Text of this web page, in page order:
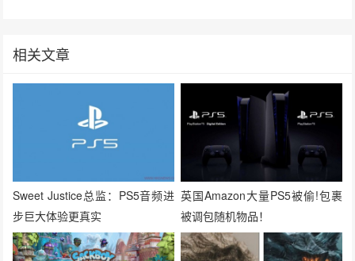
相关文章
Sweet Justice总监：PS5音频进
步巨大体验更真实
英国Amazon大量PS5被偷!包裹
被调包随机物品！